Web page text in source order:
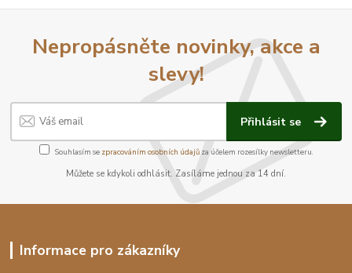
Nepropásněte novinky, akce a
slevy!
Přihlásit se
Souhlasím se zpracováním osobních údajůza účelem rozesílky newsletteru.
Můžete se kdykoli odhlásit. Zasíláme jednou za 14 dní.
Informace pro zákazníky